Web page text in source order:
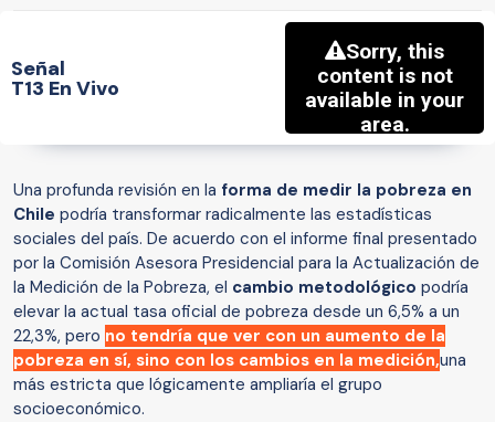
Señal
T13 En Vivo
Una profunda revisión en la forma de medir la pobreza en
Chile podría transformar radicalmente las estadísticas
sociales del país. De acuerdo con el informe final presentado
por la Comisión Asesora Presidencial para la Actualización de
la Medición de la Pobreza, el cambio metodológico podría
elevar la actual tasa oficial de pobreza desde un 6,5% a un
22,3%, pero no tendría que ver con un aumento de la
pobreza en sí, sino con los cambios en la medición,una
más estricta que lógicamente ampliaría el grupo
socioeconómico.